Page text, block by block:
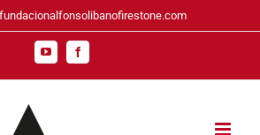
YouTubeFacebook